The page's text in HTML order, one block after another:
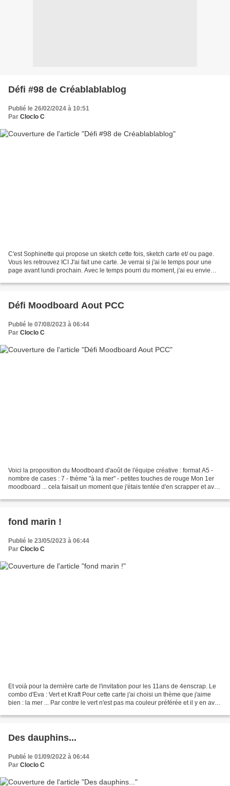
Défi #98 de Créablablablog
Publié le 26/02/2024 à 10:51
Par Cloclo C
C'est Sophinette qui propose un sketch cette fois, sketch carte et/ ou page.
Vous les retrouvez ICI J'ai fait une carte. Je verrai si j'ai le temps pour une
page avant lundi prochain. Avec le temps pourri du moment, j'ai eu envie
Défi Moodboard Aout PCC
Publié le 07/08/2023 à 06:44
Par Cloclo C
Voici la proposition du Moodboard d'août de l'équipe créative : format A5 -
nombre de cases : 7 - thème "à la mer" - petites touches de rouge Mon 1er
moodboard ... cela faisait un moment que j'étais tentée d'en scrapper et avec
fond marin !
Publié le 23/05/2023 à 06:44
Par Cloclo C
Et voià pour la dernière carte de l'invitation pour les 11ans de 4enscrap. Le
combo d'Eva : Vert et Kraft Pour cette carte j'ai choisi un thème que j'aime
bien : la mer ... Par contre le vert n'est pas ma couleur préférée et il y en avit
Des dauphins...
Publié le 01/09/2022 à 06:44
Par Cloclo C